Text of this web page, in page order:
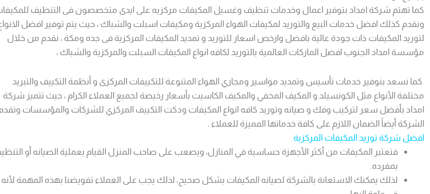
كما تهتم شركة امداد بتوفير اعمال وخدمات تنظيف وغسيل المكيفات مركزيه على ايدى متخصصون فى التنظيف
ونقدم كذلك افضل خدمات البيع والتوريد لمكيفات الهواء المركزية ومكيفات اسبلت والشباك ، حيث يتم توفير افضل
لتوريد المكيفات ذات جودة عالية بافضل وارخص اسعار للتوريد و تمديد المكيفات المركزية فى جده ومكة ، نقدم من خلال
مؤسسة امداد الجنوب افضل الماركات العالمية بالتوريد لكافه انواع المكيفات السبلت والمركزية والشباك ،
كما نسعد بنوفير خدمات تأسيس وتمديد مواسير ومجاري الهواء المتنوعة للتكييفات المركزى و أنظمة التكييف والتبريد
مختلفة الأنواع مثل الكونسيلد و المكيف المخفي والمكيف الكاسيت بأسعار رخيصة لجميع العملاء الكرام ، حيث تتميز شركة
امداد بأفضل سعر لتركيب وفك و صيانه وتوريد كافه انواع المكيفات ودكت التكييف المركزي للشركات والمؤسسات وتقدم
الشركة أيضاً الضمان اللازم على كافة خدماتها المميزة للعملاء .
افضل شركة توريد المكيفات المركزية
فتعتبر المكيفات من أكثر الأجهزة حساسية في المنازل، ويصعب على صاحب المنزل القيام بعملية الصيانه أو
بمفرده.
لذلك يمكنك الاستعانة بالشركة لصيانه المكيفات بشكل صحيح، لذلك يجب على العملاء تفويضنا بهذه المهمة لأنه